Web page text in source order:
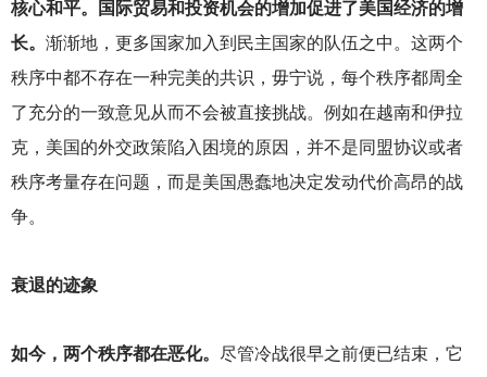
核心和平。国际贸易和投资机会的增加促进了美国经济的增
长。 渐渐地，更多国家加入到民主国家的队伍之中。这两个
秩序中都不存在一种完美的共识，毋宁说，每个秩序都周全
了充分的一致意见从而不会被直接挑战。例如在越南和伊拉
克，美国的外交政策陷入困境的原因，并不是同盟协议或者
秩序考量存在问题，而是美国愚蠢地决定发动代价高昂的战
争。
衰退的迹象
如今，两个秩序都在恶化。 尽管冷战很早之前便已结束，它